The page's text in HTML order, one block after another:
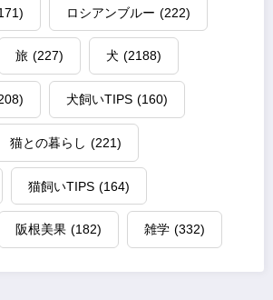
ロシアンブルー (222)
旅 (227) 犬 (2188)
犬飼いTIPS (160)
猫との暮らし (221)
猫飼いTIPS (164)
阪根美果 (182) 雑学 (332)